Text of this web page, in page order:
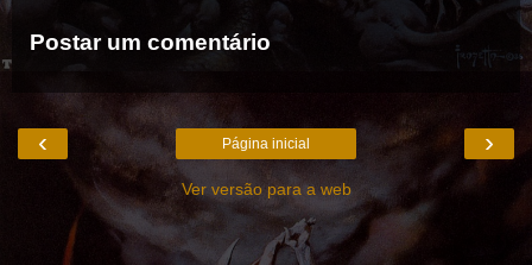
Postar um comentário
‹ ›
Página inicial
Ver versão para a web